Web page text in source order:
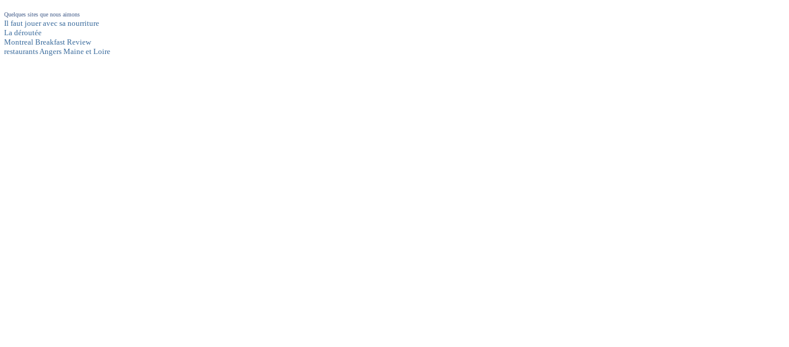
Quelques sites que nous aimons
Il faut jouer avec sa nourriture
La déroutée
Montreal Breakfast Review
restaurants Angers Maine et Loire